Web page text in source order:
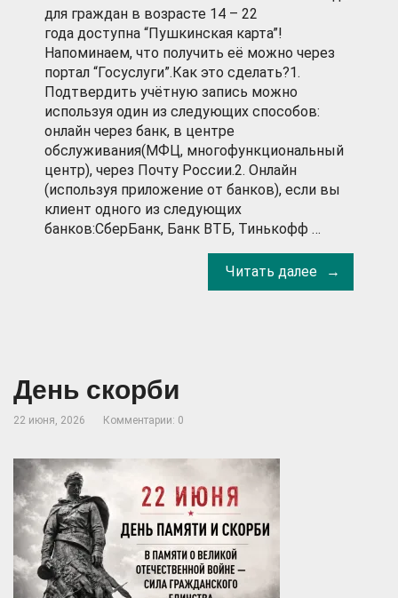
для граждан в возрасте 14 – 22
года доступна “Пушкинская карта”!
Напоминаем, что получить её можно через
портал “Госуслуги”.Как это сделать?1.
Подтвердить учётную запись можно
используя один из следующих способов:
онлайн через банк, в центре
обслуживания(МФЦ, многофункциональный
центр), через Почту России.2. Онлайн
(используя приложение от банков), если вы
клиент одного из следующих
банков:СберБанк, Банк ВТБ, Тинькофф …
Читать далее
День скорби
22 июня, 2026 Комментарии: 0